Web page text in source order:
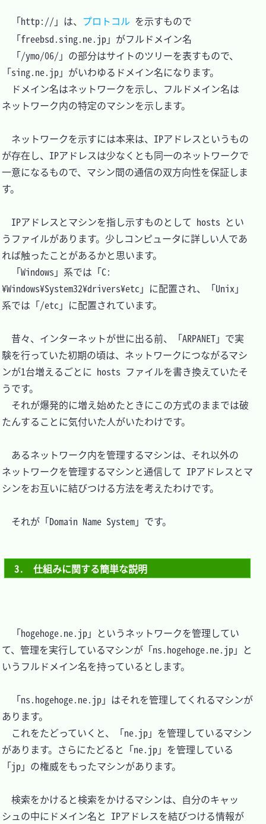
「http://」は、 プロトコル を示すもので
「freebsd.sing.ne.jp」がフルドメイン名
「/ymo/06/」の部分はサイトのツリーを表すもので、
「sing.ne.jp」がいわゆるドメイン名になります。
ドメイン名はネットワークを示し、フルドメイン名は
ネットワーク内の特定のマシンを示します。
ネットワークを示すには本来は、IPアドレスというもの
が存在し、IPアドレスは少なくとも同一のネットワークで
一意になるもので、マシン間の通信の双方向性を保証しま
す。
IPアドレスとマシンを指し示すものとして hosts とい
うファイルがあります。少しコンピュータに詳しい人であ
れば触ったことがあるかと思います。
「Windows」系では「C:
¥Windows¥System32¥drivers¥etc」に配置され、「Unix」
系では「/etc」に配置されています。
昔々、インターネットが世に出る前、「ARPANET」で実
験を行っていた初期の頃は、ネットワークにつながるマシ
ンが1台増えるごとに hosts ファイルを書き換えていたそ
うです。
それが爆発的に増え始めたときにこの方式のままでは破
たんすることに気付いた人がいたわけです。
あるネットワーク内を管理するマシンは、それ以外の
ネットワークを管理するマシンと通信して IPアドレスとマ
シンをお互いに結びつける方法を考えたわけです。
それが「Domain Name System」です。
3.　仕組みに関する簡単な説明
「hogehoge.ne.jp」というネットワークを管理してい
て、管理を実行しているマシンが「ns.hogehoge.ne.jp」と
いうフルドメイン名を持っているとします。
「ns.hogehoge.ne.jp」はそれを管理してくれるマシンが
あります。
これをたどっていくと、「ne.jp」を管理しているマシン
があります。さらにたどると「ne.jp」を管理している
「jp」の権威をもったマシンがあります。
検索をかけると検索をかけるマシンは、自分のキャッ
シュの中にドメイン名と IPアドレスを結びつける情報が